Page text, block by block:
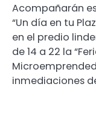
Acompañarán
“Un día en tu
en el predio
de 14 a 22 la
inmediaciones